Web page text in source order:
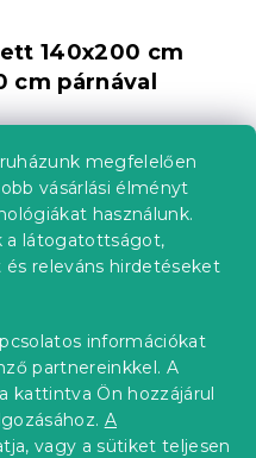
megfelelően
vásárlási élményt
használunk.
a látogatottságot,
releváns hirdetéseket
információkat
partnereinkkel. A
kattintva Ön hozzájárul
A
vagy a sütiket teljesen
140x200 cm
cm párnával
Kosárba